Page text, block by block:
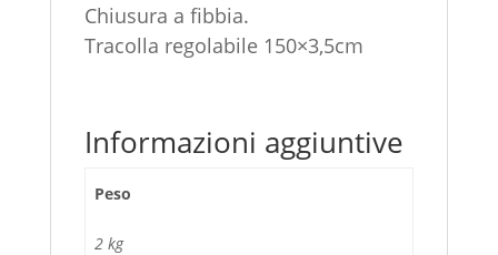
Chiusura a fibbia.
Tracolla regolabile 150×3,5cm
Informazioni aggiuntive
Peso
2 kg